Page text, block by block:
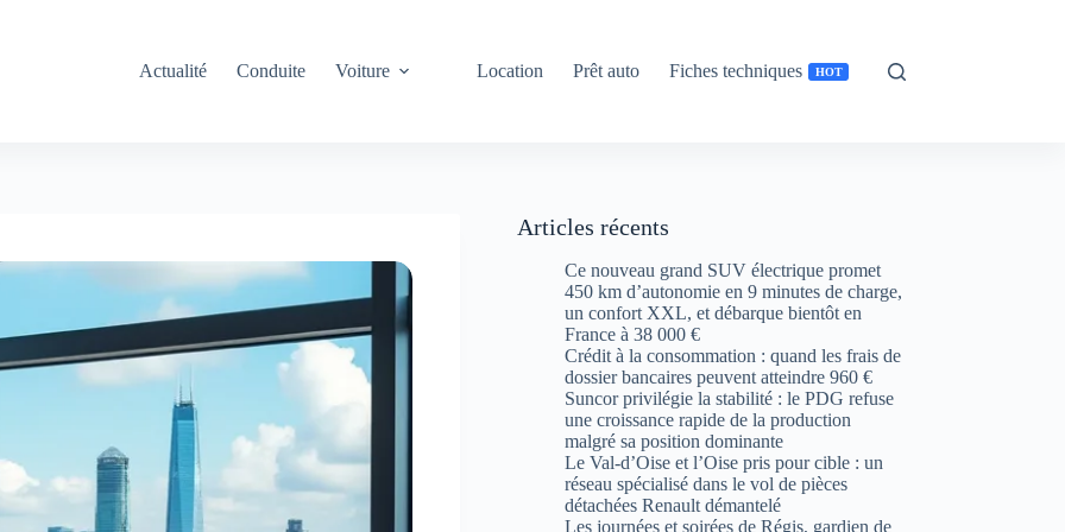
Actualité Conduite Voiture Location Prêt auto Fiches techniques HOT
Articles récents
Ce nouveau grand SUV électrique promet
450 km d’autonomie en 9 minutes de charge,
un confort XXL, et débarque bientôt en
France à 38 000 €
Crédit à la consommation : quand les frais de
dossier bancaires peuvent atteindre 960 €
Suncor privilégie la stabilité : le PDG refuse
une croissance rapide de la production
malgré sa position dominante
Le Val-d’Oise et l’Oise pris pour cible : un
réseau spécialisé dans le vol de pièces
détachées Renault démantelé
Les journées et soirées de Régis, gardien de